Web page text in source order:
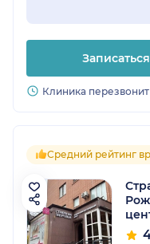
Клиника перезвонит
Средний рейтинг